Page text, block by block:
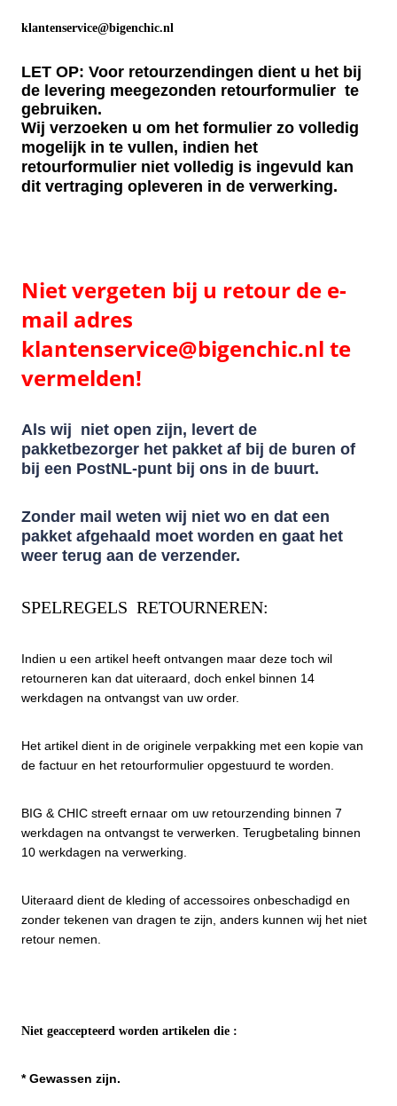
klantenservice@bigenchic.nl
LET OP: Voor retourzendingen dient u het bij
de levering meegezonden retourformulier te
gebruiken.
Wij verzoeken u om het formulier zo volledig
mogelijk in te vullen, indien het
retourformulier niet volledig is ingevuld kan
dit vertraging opleveren in de verwerking.
Niet vergeten bij u retour de e-
mail adres
klantenservice@bigenchic.nl te
vermelden!
Als wij niet open zijn, levert de
pakketbezorger het pakket af bij de buren of
bij een PostNL-punt bij ons in de buurt.
Zonder mail weten wij niet wo en dat een
pakket afgehaald moet worden en gaat het
weer terug aan de verzender.
SPELREGELS RETOURNEREN:
Indien u een artikel heeft ontvangen maar deze toch wil
retourneren kan dat uiteraard, doch enkel binnen 14
werkdagen na ontvangst van uw order.
Het artikel dient in de originele verpakking met een kopie van
de factuur en het retourformulier opgestuurd te worden.
BIG & CHIC streeft ernaar om uw retourzending binnen 7
werkdagen na ontvangst te verwerken. Terugbetaling binnen
10 werkdagen na verwerking.
Uiteraard dient de kleding of accessoires onbeschadigd en
zonder tekenen van dragen te zijn, anders kunnen wij het niet
retour nemen.
Niet geaccepteerd worden artikelen die :
* Gewassen zijn.